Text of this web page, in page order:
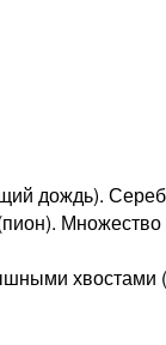
дождь).
хвостами